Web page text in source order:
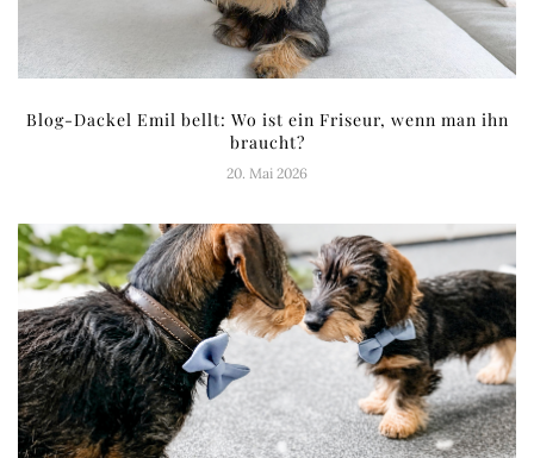
Blog-Dackel Emil bellt: Wo ist ein Friseur, wenn man ihn
braucht?
20. Mai 2026